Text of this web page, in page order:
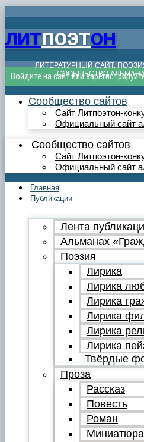
ЛИТПОЭТОН
ЛИТЕРАТУРНЫЙ САЙТ.
СООБЩЕСТВО
Войдите на сайт или
Сообщество сайтов
Сайт Литпоэтон-
Официальный сайт
Сообщество сайтов
Сайт Литпоэтон-
Официальный сайт
Главная
Публикации
Лента
Альманах
Поэзия
Лирика
Лирика
Лирика
Лирика
Лирика
Лирика
Твёрдые
Проза
Рассказ
Повесть
Роман
Миниатюра